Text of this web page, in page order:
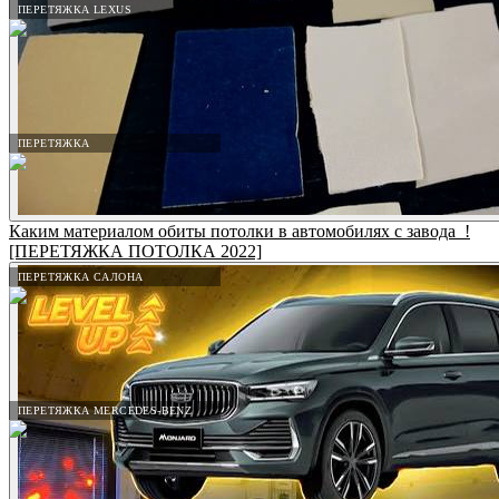
ПЕРЕТЯЖКА LEXUS
ПЕРЕТЯЖКА
ПЕРЕТЯЖКА САЛОНА
ПЕРЕТЯЖКА MERCEDES-BENZ
Каким материалом обиты потолки в автомобилях с завода_!
[ПЕРЕТЯЖКА ПОТОЛКА 2022]